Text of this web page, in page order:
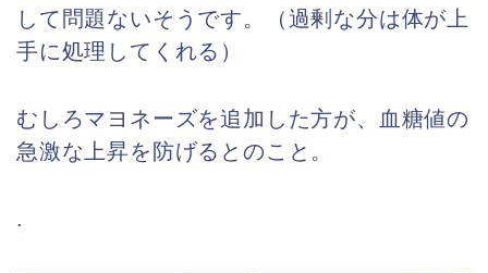
して問題ないそうです。（過剰な分は体が上
手に処理してくれる）
むしろマヨネーズを追加した方が、血糖値の
急激な上昇を防げるとのこと。
.